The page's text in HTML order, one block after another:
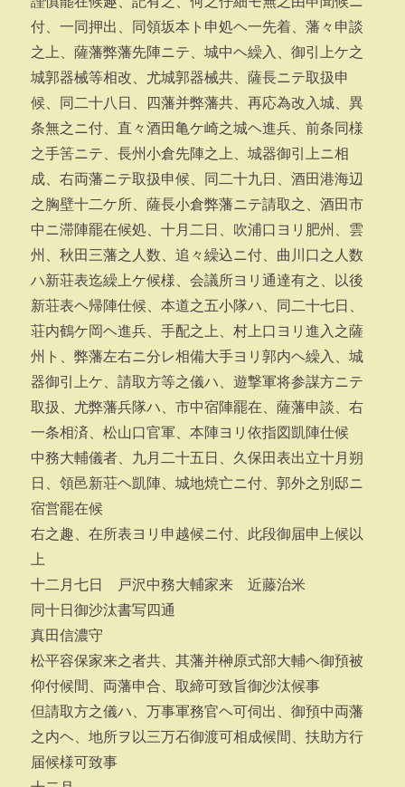
付、一同押出、同領坂本ト申処ヘ一先着、藩々申談
之上、薩藩弊藩先陣ニテ、城中ヘ繰入、御引上ケ之
城郭器械等相改、尤城郭器械共、薩長ニテ取扱申
候、同二十八日、四藩并弊藩共、再応為改入城、異
条無之ニ付、直々酒田亀ケ崎之城ヘ進兵、前条同様
之手筈ニテ、長州小倉先陣之上、城器御引上ニ相
成、右両藩ニテ取扱申候、同二十九日、酒田港海辺
之胸壁十二ケ所、薩長小倉弊藩ニテ請取之、酒田市
中ニ滞陣罷在候処、十月二日、吹浦口ヨリ肥州、雲
州、秋田三藩之人数、追々繰込ニ付、曲川口之人数
ハ新荘表迄繰上ケ候様、会議所ヨリ通達有之、以後
新荘表ヘ帰陣仕候、本道之五小隊ハ、同二十七日、
荘内鶴ケ岡ヘ進兵、手配之上、村上口ヨリ進入之薩
州ト、弊藩左右ニ分レ相備大手ヨリ郭内ヘ繰入、城
器御引上ケ、請取方等之儀ハ、遊撃軍将参謀方ニテ
取扱、尤弊藩兵隊ハ、市中宿陣罷在、薩藩申談、右
一条相済、松山口官軍、本陣ヨリ依指図凱陣仕候
中務大輔儀者、九月二十五日、久保田表出立十月朔
日、領邑新荘ヘ凱陣、城地焼亡ニ付、郭外之別邸ニ
宿営罷在候
右之趣、在所表ヨリ申越候ニ付、此段御届申上候以
上
十二月七日 戸沢中務大輔家来 近藤治米
同十日御沙汰書写四通
真田信濃守
松平容保家来之者共、其藩并榊原式部大輔ヘ御預被
仰付候間、両藩申合、取締可致旨御沙汰候事
但請取方之儀ハ、万事軍務官ヘ可伺出、御預中両藩
之内ヘ、地所ヲ以三万石御渡可相成候間、扶助方行
届候様可致事